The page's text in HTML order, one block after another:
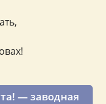
— заводная